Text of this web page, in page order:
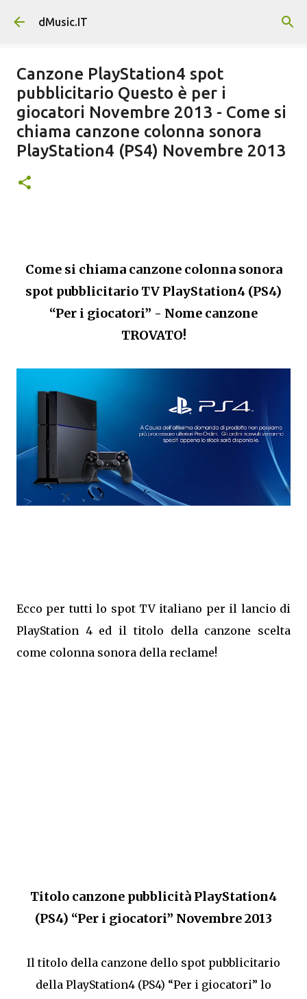
Passa ai contenuti principali
dMusic.IT
Canzone PlayStation4 spot
pubblicitario Questo è per i
giocatori Novembre 2013 - Come si
chiama canzone colonna sonora
PlayStation4 (PS4) Novembre 2013
Come si chiama canzone colonna sonora
spot pubblicitario TV PlayStation4 (PS4)
“Per i giocatori” - Nome canzone
TROVATO!
Ecco per tutti lo spot TV italiano per il lancio di
PlayStation 4 ed il titolo della canzone scelta
come colonna sonora della reclame!
Titolo canzone pubblicità PlayStation4
(PS4) “Per i giocatori” Novembre 2013
Il titolo della canzone dello spot pubblicitario
della PlayStation4 (PS4) “Per i giocatori” lo